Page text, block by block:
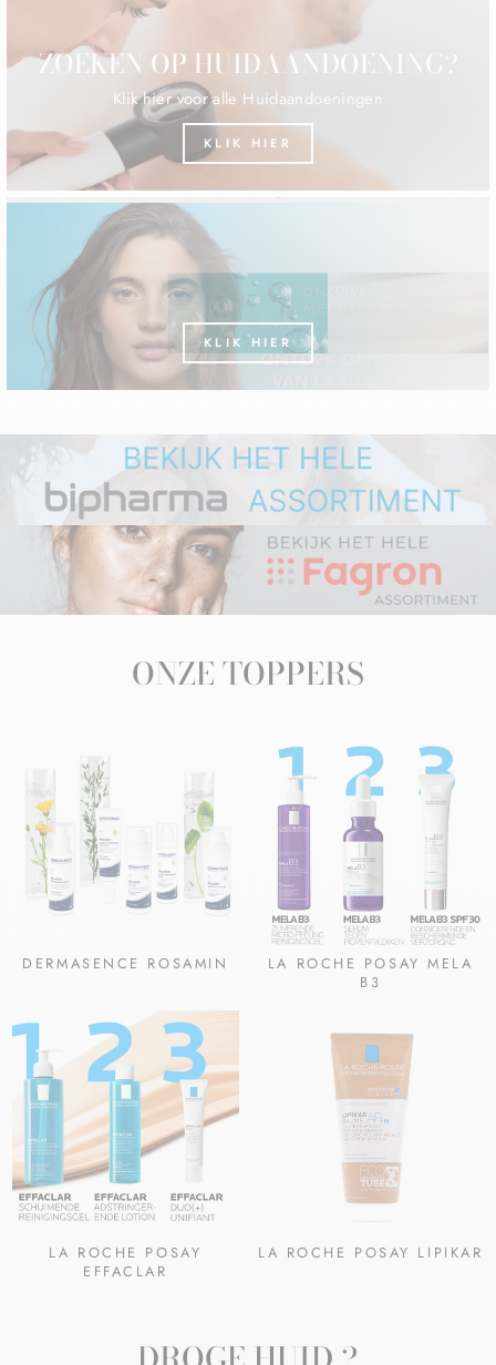
ZOEKEN OP HUIDAANDOENING?
Klik hier voor alle Huidaandoeningen
KLIK HIER
KLIK HIER
ONZE TOPPERS
DERMASENCE ROSAMIN
LA ROCHE POSAY MELA
B3
LA ROCHE POSAY
EFFACLAR
LA ROCHE POSAY LIPIKAR
DROGE HUID ?